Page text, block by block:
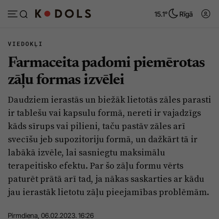
15.1° Rīgā
Abonēt Pieslēgties
Ziņas
Politika
Pašvaldības
Izglītība
Veselība
Ģimene
Vide
Tēmas
Viedokļi
Dzīve un ticība
Ekonomika
Krimināli
Izklaide
VIEDOKĻI
Farmaceita padomi piemērotas
zāļu formas izvēlei
Daudziem ierastās un biežāk lietotās zāles parasti
ir tablešu vai kapsulu formā, nereti ir vajadzīgs
kāds sīrups vai pilieni, taču pastāv zāles arī
svecīšu jeb supozitoriju formā, un dažkārt tā ir
labākā izvēle, lai sasniegtu maksimālu
terapeitisko efektu. Par šo zāļu formu vērts
paturēt prātā arī tad, ja nākas saskarties ar kādu
jau ierastāk lietotu zāļu pieejamības problēmām.
Pirmdiena, 06.02.2023. 16:26